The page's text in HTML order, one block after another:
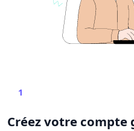
1
Créez votre